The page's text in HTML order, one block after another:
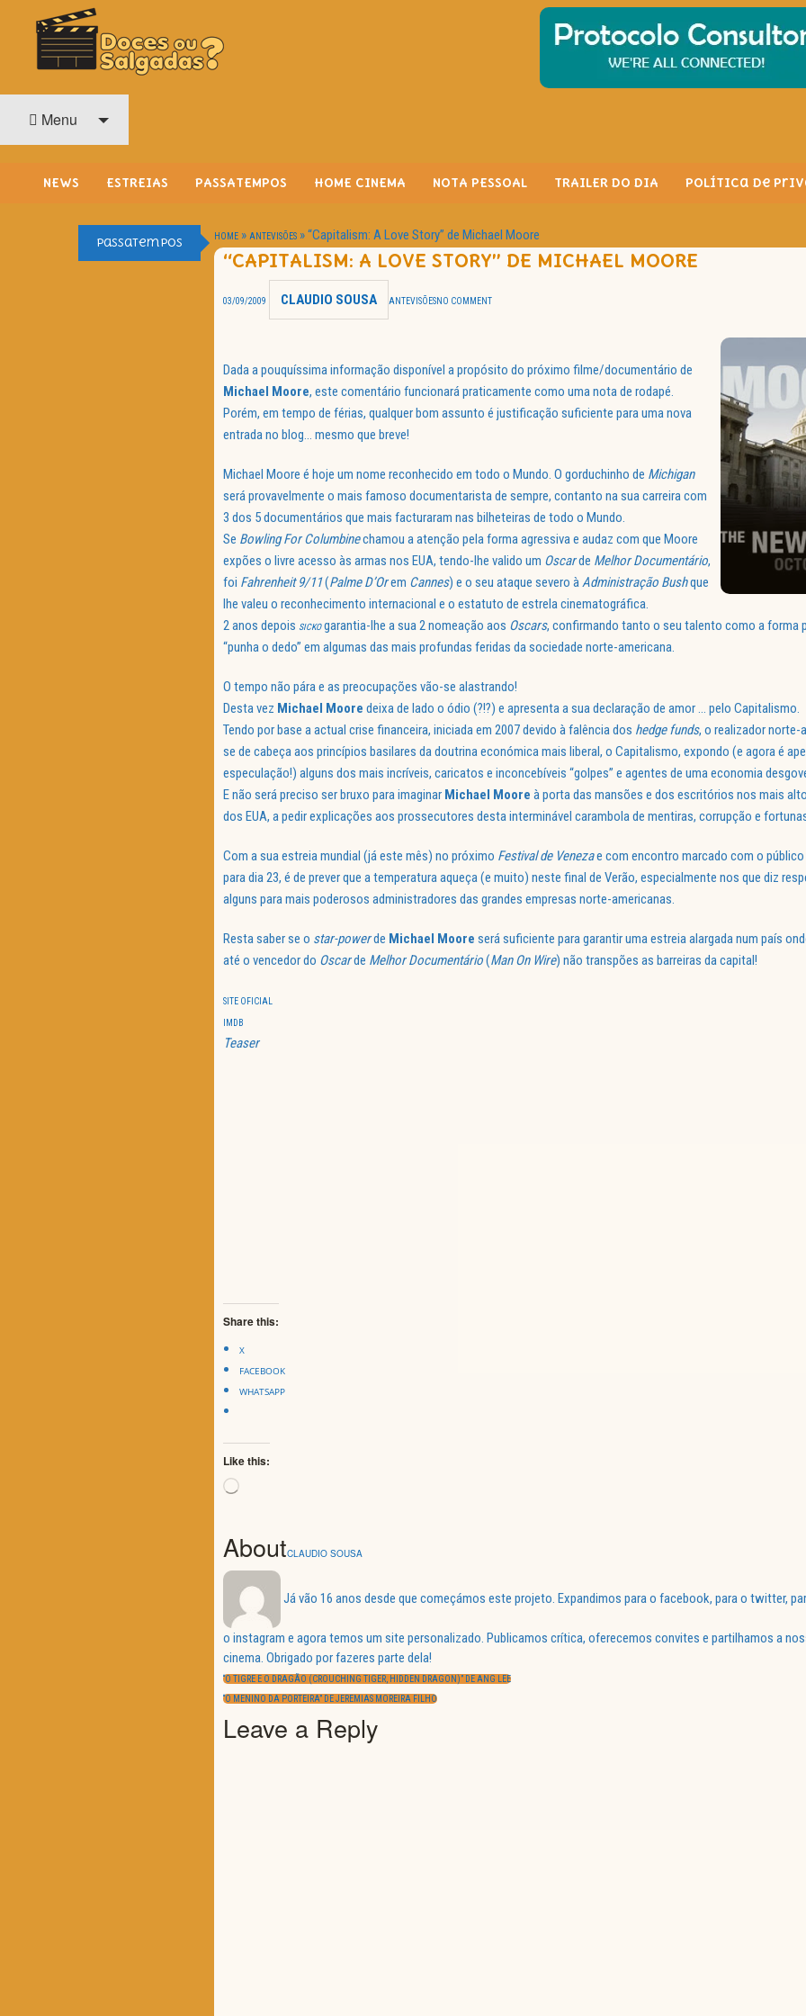
O Cinema? Uma Paixão!!
Menu
NEWS ESTREIAS PASSATEMPOS HOME CINEMA NOTA PESSOAL TRAILER DO DIA Política de
Passatempos HOME » ANTEVISÕES »“Capitalism: A Love Story” de Michael Moore
“CAPITALISM: A LOVE STORY” DE MICHAEL MOORE
03/09/2009 CLAUDIO SOUSA ANTEVISÕESNO COMMENT
Dada a pouquíssima informação disponível a propósito do próximo filme/documentário de
Michael Moore, este comentário funcionará praticamente como uma nota de rodapé.
Porém, em tempo de férias, qualquer bom assunto é justificação suficiente para uma nova
entrada no blog… mesmo que breve!
Michael Moore é hoje um nome reconhecido em todo o Mundo. O gorduchinho de Michigan
será provavelmente o mais famoso documentarista de sempre, contanto na sua carreira com
3 dos 5 documentários que mais facturaram nas bilheteiras de todo o Mundo.
Se Bowling For Columbinechamou a atenção pela forma agressiva e audaz com que Moore
expões o livre acesso às armas nos EUA, tendo-lhe valido um Oscarde Melhor Documentário,
foi Fahrenheit 9/11(Palme D’Orem Cannes) e o seu ataque severo àAdministração Bushque
lhe valeu o reconhecimento internacional e o estatuto de estrela cinematográfica.
2 anos depois SICKOgarantia-lhe a sua 2 nomeação aos Oscars, confirmando tanto o seu talento como a forma
“punha o dedo” em algumas das mais profundas feridas da sociedade norte-americana.
O tempo não pára e as preocupações vão-se alastrando!
Desta vez Michael Moore deixa de lado o ódio (?!?) e apresenta a sua declaração de amor … pelo Capitalismo.
Tendo por base a actual crise financeira, iniciada em 2007 devido à falência dos hedge funds, o realizador norte-
se de cabeça aos princípios basilares da doutrina económica mais liberal, o Capitalismo, expondo (e agora é
especulação!) alguns dos mais incríveis, caricatos e inconcebíveis “golpes” e agentes de uma economia
E não será preciso ser bruxo para imaginar Michael Moore à porta das mansões e dos escritórios nos mais
dos EUA, a pedir explicações aos prossecutores desta interminável carambola de mentiras, corrupção e
Com a sua estreia mundial (já este mês) no próximo Festival de Venezae com encontro marcado com o
para dia 23, é de prever que a temperatura aqueça (e muito) neste final de Verão, especialmente nos que diz
alguns para mais poderosos administradores das grandes empresas norte-americanas.
Resta saber se o star-powerde Michael Moore será suficiente para garantir uma estreia alargada num país
até o vencedor do Oscarde Melhor Documentário(Man On Wire) não transpões as barreiras da capital!
SITE OFICIAL
IMDB
Teaser
Share this:
X
FACEBOOK
WHATSAPP
Like this:
Loading…
AboutCLAUDIO SOUSA
Já vão 16 anos desde que começámos este projeto. Expandimos para o facebook, para o twitter,
o instagram e agora temos um site personalizado. Publicamos crítica, oferecemos convites e partilhamos a
cinema. Obrigado por fazeres parte dela!
Navegação
de
artigos
PREVIOUS
“O TIGRE E O DRAGÃO (CROUCHING TIGER, HIDDEN DRAGON)” DE ANG LEE
NEXT
“O MENINO DA PORTEIRA” DE JEREMIAS MOREIRA FILHO
Leave a Reply